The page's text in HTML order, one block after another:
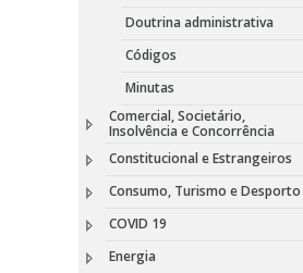
Doutrina administrativa
Códigos
Minutas
Comercial, Societário,
Insolvência e Concorrência
Constitucional e Estrangeiros
Consumo, Turismo e Desporto
COVID 19
Energia